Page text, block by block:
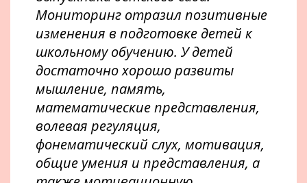
Мониторинг отразил позитивные
изменения в подготовке детей к
школьному обучению. У детей
достаточно хорошо развиты
мышление, память,
математические представления,
волевая регуляция,
фонематический слух, мотивация,
общие умения и представления, а